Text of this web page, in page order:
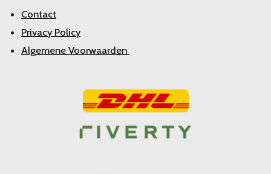
Contact
Privacy Policy
Algemene Voorwaarden